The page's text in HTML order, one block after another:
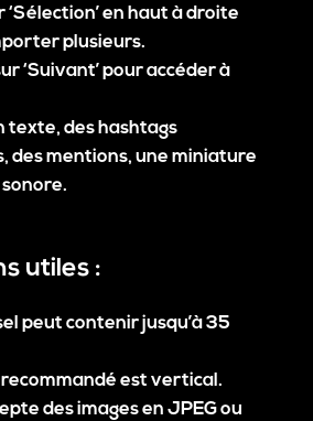
‘Sélection’ en haut à droite
plusieurs.
‘Suivant’ pour accéder à
texte, des hashtags
des mentions, une miniature
utiles :
peut contenir jusqu’à35
est vertical .
des images en JPEG ou